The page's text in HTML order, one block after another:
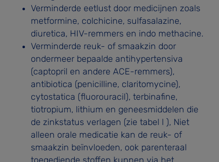
Verminderde eetlust door medicijnen zoals
metformine, colchicine, sulfasalazine,
diuretica, HIV-remmers en indo­ methacine.
Verminderde reuk- of smaakzin door
ondermeer bepaalde antihypertensiva
(captopril en andere ACE-remmers),
antibiotica (penicilline, claritomycine),
cytostatica (flu­orouracil), terbinafine,
tiotropium, lithium en geneesmid­delen die
de zinkstatus verlagen (zie tabel l ), Niet
alleen orale medicatie kan de reuk- of
smaakzin beïnvloeden, ook parenteraal
toegediende stoffen kunnen via het